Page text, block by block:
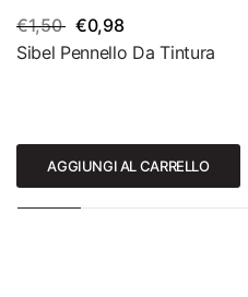
€1,50
€0,98
Sibel Pennello Da Tintura
AGGIUNGI AL CARRELLO